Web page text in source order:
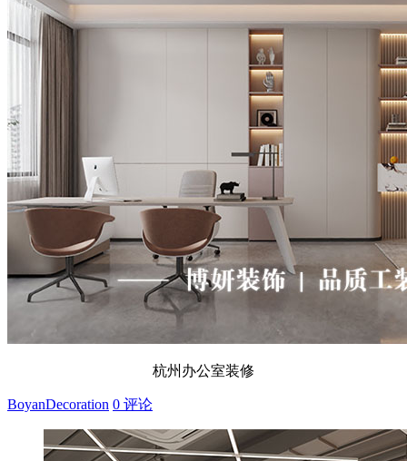
杭州办公室装修
BoyanDecoration 0 评论